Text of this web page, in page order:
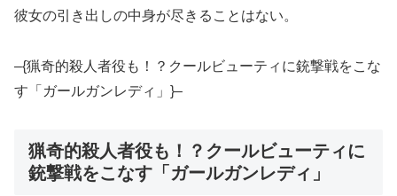
彼女の引き出しの中身が尽きることはない。
–{猟奇的殺人者役も！？クールビューティに銃撃戦をこな
す「ガールガンレディ」}–
猟奇的殺人者役も！？クールビューティに
銃撃戦をこなす「ガールガンレディ」